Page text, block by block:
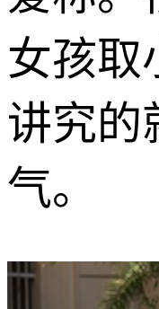
女孩取
讲究的
气。